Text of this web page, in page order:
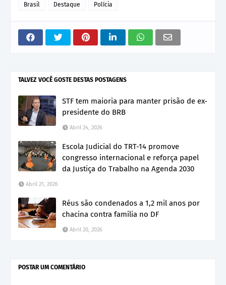
Brasil Destaque Polícia
TALVEZ VOCÊ GOSTE DESTAS POSTAGENS
STF tem maioria para manter prisão de ex-
presidente do BRB
Abril 24, 2026
Escola Judicial do TRT-14 promove
congresso internacional e reforça papel
da Justiça do Trabalho na Agenda 2030
Abril 21, 2026
Réus são condenados a 1,2 mil anos por
chacina contra família no DF
Abril 20, 2026
POSTAR UM COMENTÁRIO